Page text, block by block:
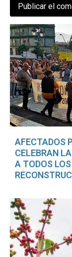
AFECTADOS
CELEBRAN
A TODOS